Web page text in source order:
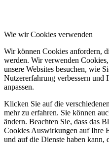
Wie wir Cookies verwenden
Wir können Cookies anfordern,
werden. Wir verwenden
unsere Websites besuchen, wie
Nutzererfahrung verbessern und
anpassen.
Klicken Sie auf die
mehr zu erfahren. Sie können
ändern. Beachten Sie, dass das
Cookies Auswirkungen auf Ihre
und auf die Dienste haben kann,